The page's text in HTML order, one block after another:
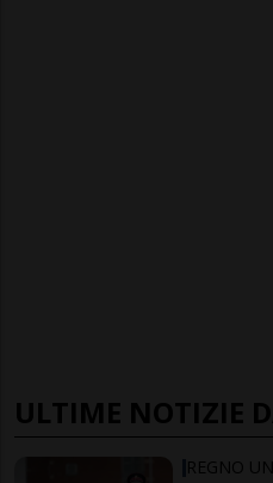
ULTIME NOTIZIE
REGNO